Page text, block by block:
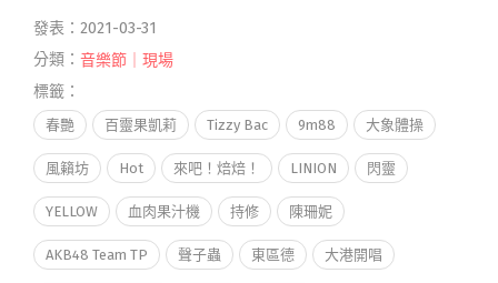
發表：2021-03-31
分類： 音樂節｜現場
標籤：
春艷 百靈果凱莉 Tizzy Bac 9m88 大象體操
風籟坊 Hot 來吧！焙焙！ LINION 閃靈
YELLOW 血肉果汁機 持修 陳珊妮
AKB48 Team TP 聲子蟲 東區德 大港開唱